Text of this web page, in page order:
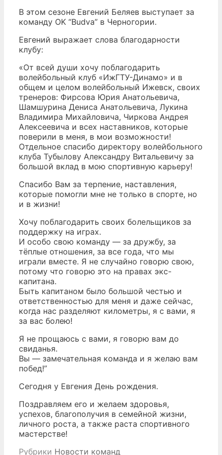
В этом сезоне Евгений Беляев выступает за
команду OK “Budva” в Черногории.
Евгений выражает слова благодарности
клубу:
«От всей души хочу поблагодарить
волейбольный клуб «ИжГТУ-Динамо» и в
общем и целом волейбольный Ижевск, своих
тренеров: Фирсова Юрия Анатольевича,
Шамшурина Дениса Анатольевича, Лукина
Владимира Михайловича, Чиркова Андрея
Алексеевича и всех наставников, которые
поверили в меня, в мои возможности!
Отдельное спасибо директору волейбольного
клуба Тубылову Александру Витальевичу за
большой вклад в мою спортивную карьеру!
Спасибо Вам за терпение, наставления,
которые помогли мне не только в спорте, но
и в жизни!
Хочу поблагодарить своих болельщиков за
поддержку на играх.
И особо свою команду — за дружбу, за
тёплые отношения, за все года, что мы
играли вместе. Я не случайно говорю свою,
потому что говорю это на правах экс-
капитана.
Быть капитаном было большой честью и
ответственностью для меня и даже сейчас,
когда нас разделяют километры, я с вами, я
за вас болею!
Я не прощаюсь с вами, я говорю вам до
свиданья.
Вы — замечательная команда и я желаю вам
побед!”
Сегодня у Евгения День рождения.
Поздравляем его и желаем здоровья,
успехов, благополучия в семейной жизни,
личного роста, а также раста спортивного
мастерстве!
Рубрики Новости команд